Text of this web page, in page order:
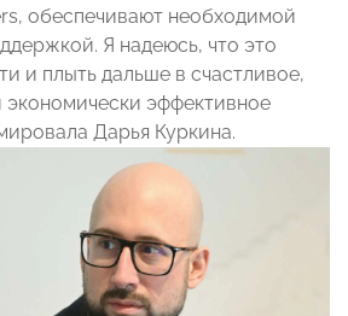
обеспечивают необходимой
Я надеюсь, что это
и плыть дальше в счастливое,
экономически эффективное
Дарья Куркина.